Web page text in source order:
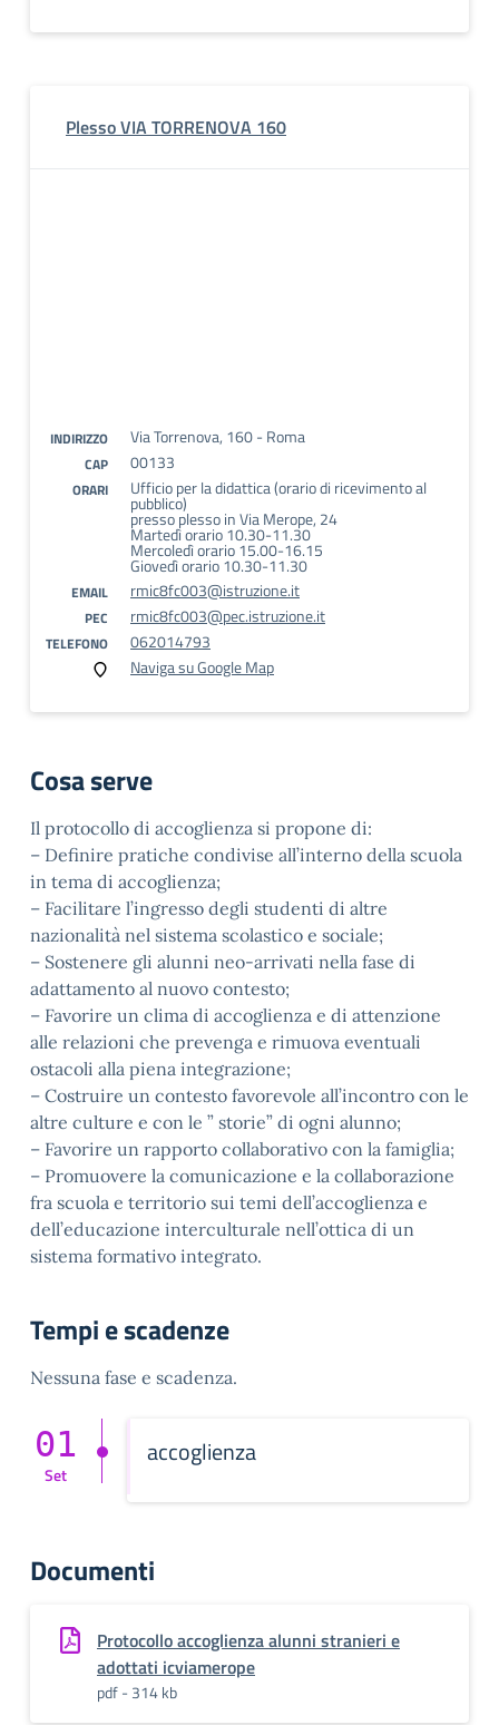
Plesso VIA TORRENOVA 160
INDIRIZZO Via Torrenova, 160 - Roma
CAP 00133
ORARI Ufficio per la didattica (orario di ricevimento al
pubblico)
presso plesso in Via Merope, 24
Martedì orario 10.30-11.30
Mercoledì orario 15.00-16.15
Giovedì orario 10.30-11.30
EMAIL rmic8fc003@istruzione.it
PEC rmic8fc003@pec.istruzione.it
TELEFONO
062014793
Naviga su Google Map
Cosa serve
Il protocollo di accoglienza si propone di:
– Definire pratiche condivise all’interno della scuola
in tema di accoglienza;
– Facilitare l’ingresso degli studenti di altre
nazionalità nel sistema scolastico e sociale;
– Sostenere gli alunni neo-arrivati nella fase di
adattamento al nuovo contesto;
– Favorire un clima di accoglienza e di attenzione
alle relazioni che prevenga e rimuova eventuali
ostacoli alla piena integrazione;
– Costruire un contesto favorevole all’incontro con le
altre culture e con le ” storie” di ogni alunno;
– Favorire un rapporto collaborativo con la famiglia;
– Promuovere la comunicazione e la collaborazione
fra scuola e territorio sui temi dell’accoglienza e
dell’educazione interculturale nell’ottica di un
sistema formativo integrato.
Tempi e scadenze
Nessuna fase e scadenza.
accoglienza
01
Set
Documenti
Protocollo accoglienza alunni stranieri e
adottati icviamerope
pdf - 314 kb